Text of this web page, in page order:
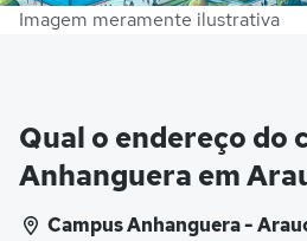
Imagem meramente ilustrativa
Qual o endereço do
Anhanguera em
Campus Anhanguera -